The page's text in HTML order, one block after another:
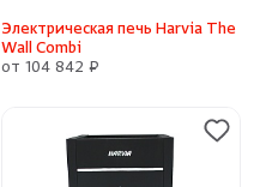
Электрическая печь Harvia The
Wall Combi
от 104 842 ₽